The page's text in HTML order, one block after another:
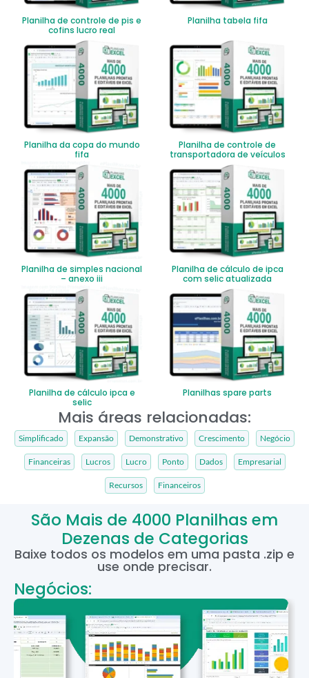
Planilha de controle de pis e
cofins lucro real
Planilha tabela fifa
Planilha da copa do mundo
fifa
Planilha de controle de
transportadora de veículos
Planilha de simples nacional
– anexo iii
Planilha de cálculo de ipca
com selic atualizada
Planilha de cálculo ipca e
selic
Planilhas spare parts
Mais áreas relacionadas:
Simplificado Expansão Demonstrativo Crescimento Negócio
Financeiras Lucros Lucro Ponto Dados Empresarial
Recursos Financeiros
São Mais de 4000 Planilhas em
Dezenas de Categorias
Baixe todos os modelos em uma pasta .zip e
use onde precisar.
Negócios: